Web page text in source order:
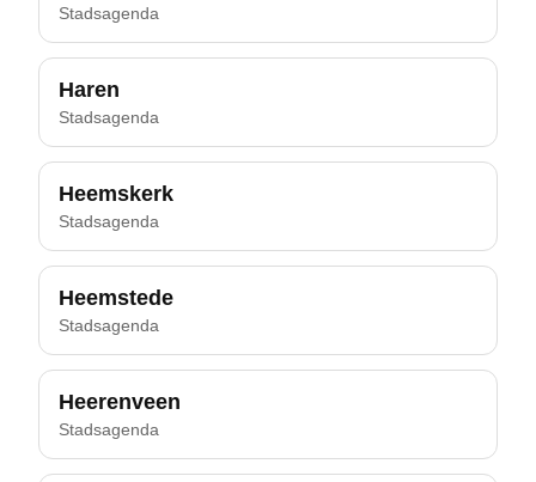
Stadsagenda
Haren
Stadsagenda
Heemskerk
Stadsagenda
Heemstede
Stadsagenda
Heerenveen
Stadsagenda